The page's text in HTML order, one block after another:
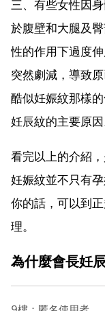
三、有些女性因
於腹壁和大腿及
性的作用下過度
突然劇減，導致
酷似妊娠紋那樣
妊辰紋的主要原因
看完以上的介紹
妊娠紋並不只有
你的話，可以到
理。
為什麼會長妊